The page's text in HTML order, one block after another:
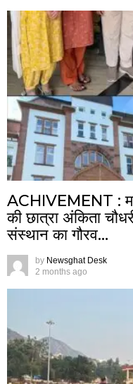
ACHIVEMENT :
की छात्रा अंकिता
संस्थान का गौरव…
by Newsghat Desk
2 months ago